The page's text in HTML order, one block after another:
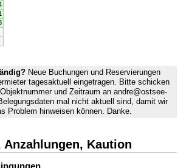
Neue Buchungen und Reservierungen
tagesaktuell eingetragen. Bitte schicken
und Zeitraum an andre@ostsee-
mal nicht aktuell sind, damit wir
Problem hinweisen können. Danke.
Kaution